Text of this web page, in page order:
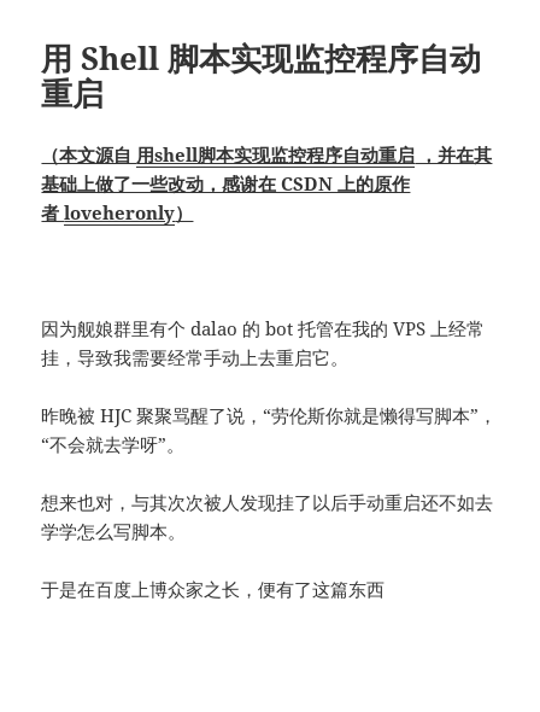
用 Shell 脚本实现监控程序自动
重启
（本文源自 用shell脚本实现监控程序自动重启 ，并在其
基础上做了一些改动，感谢在 CSDN 上的原作
者loveheronly）
因为舰娘群里有个 dalao 的 bot 托管在我的 VPS 上经常
挂，导致我需要经常手动上去重启它。
昨晚被 HJC 聚聚骂醒了说，“劳伦斯你就是懒得写脚本”，
“不会就去学呀”。
想来也对，与其次次被人发现挂了以后手动重启还不如去
学学怎么写脚本。
于是在百度上博众家之长，便有了这篇东西